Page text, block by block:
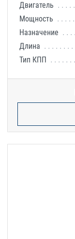
Двигатель
Мощность
Назначение
Длина
Тип КПП